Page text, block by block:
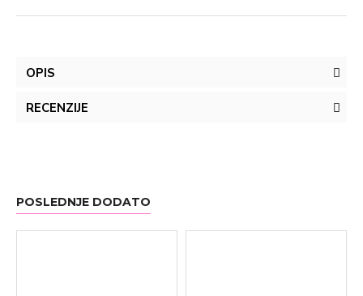
OPIS
RECENZIJE
POSLEDNJE DODATO